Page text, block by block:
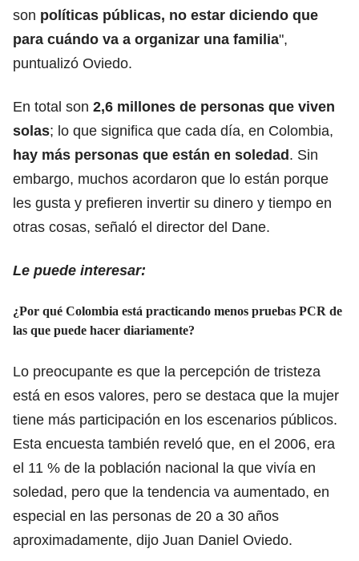
son políticas públicas, no estar diciendo que
para cuándo va a organizar una familia",
puntualizó Oviedo.
En total son 2,6 millones de personas que viven
solas; lo que significa que cada día, en Colombia,
hay más personas que están en soledad. Sin
embargo, muchos acordaron que lo están porque
les gusta y prefieren invertir su dinero y tiempo en
otras cosas, señaló el director del Dane.
Le puede interesar:
¿Por qué Colombia está practicando menos pruebas PCR de
las que puede hacer diariamente?
Lo preocupante es que la percepción de tristeza
está en esos valores, pero se destaca que la mujer
tiene más participación en los escenarios públicos.
Esta encuesta también reveló que, en el 2006, era
el 11 % de la población nacional la que vivía en
soledad, pero que la tendencia va aumentado, en
especial en las personas de 20 a 30 años
aproximadamente, dijo Juan Daniel Oviedo.